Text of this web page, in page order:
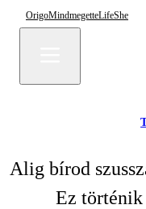
OrigoMindmegetteLifeShe
Alig bírod
Ez történik